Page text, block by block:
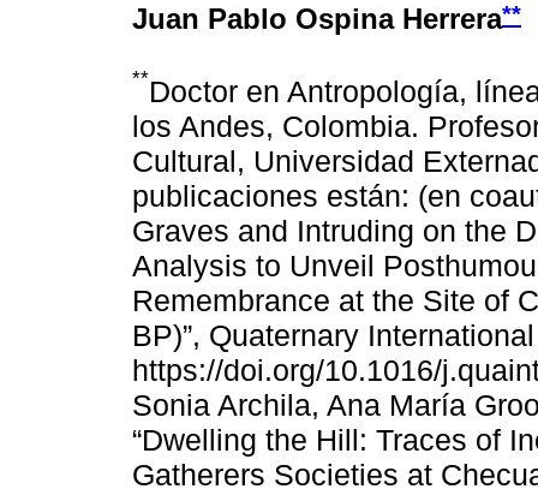
Juan Pablo Ospina Herrera**
**Doctor en Antropología,
los Andes, Colombia.
Cultural, Universidad
publicaciones están: (en
Graves and Intruding on the
Analysis to Unveil
Remembrance at the Site of
BP)”, Quaternary
https://doi.org/10.1016/
Sonia Archila, Ana María
“Dwelling the Hill: Traces of
Gatherers Societies at